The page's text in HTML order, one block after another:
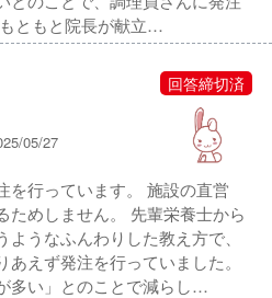
ともと院長が献立…
05/27
回答締切済
を行っています。 施設の直営
ためしません。 先輩栄養士から
うなふんわりした教え方で、
えず発注を行っていました。
多い」とのことで減らし…